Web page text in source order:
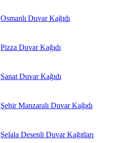
Osmanlı Duvar Kağıdı
Pizza Duvar Kağıdı
Sanat Duvar Kağıdı
Şehir Manzaralı Duvar Kağıdı
Şelala Desenli Duvar Kağıtları